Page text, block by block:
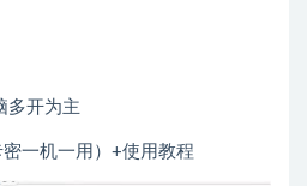
多开为主
一机一用）+使用教程